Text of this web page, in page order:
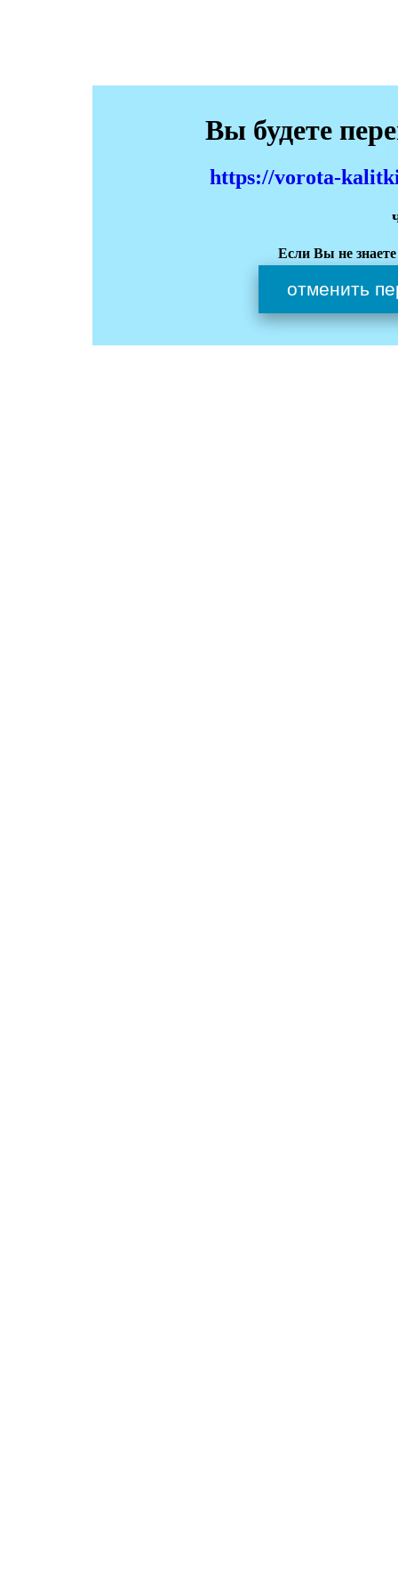
Вы будете
https://vorota-
Если Вы не
отменить